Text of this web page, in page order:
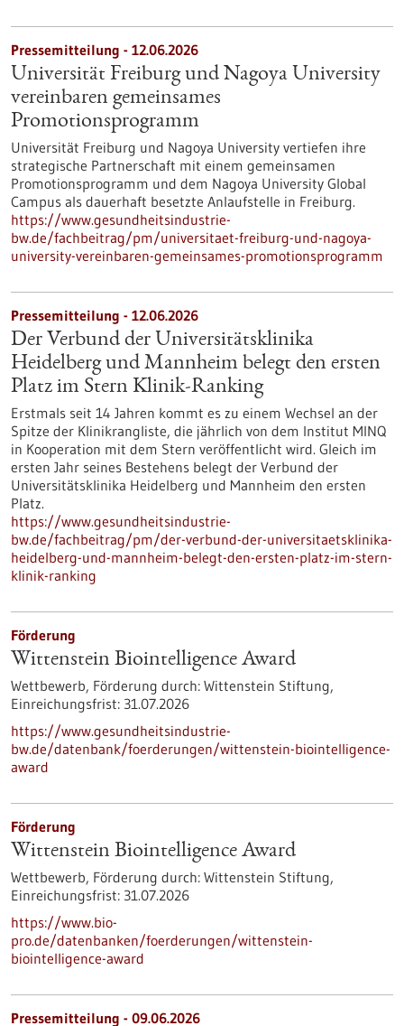
Pressemitteilung - 12.06.2026
Universität Freiburg und Nagoya University
vereinbaren gemeinsames
Promotionsprogramm
Universität Freiburg und Nagoya University vertiefen ihre
strategische Partnerschaft mit einem gemeinsamen
Promotionsprogramm und dem Nagoya University Global
Campus als dauerhaft besetzte Anlaufstelle in Freiburg.
https://www.gesundheitsindustrie-
bw.de/fachbeitrag/pm/universitaet-freiburg-und-nagoya-
university-vereinbaren-gemeinsames-promotionsprogramm
Pressemitteilung - 12.06.2026
Der Verbund der Universitätsklinika
Heidelberg und Mannheim belegt den ersten
Platz im Stern Klinik-Ranking
Erstmals seit 14 Jahren kommt es zu einem Wechsel an der
Spitze der Klinikrangliste, die jährlich von dem Institut MINQ
in Kooperation mit dem Stern veröffentlicht wird. Gleich im
ersten Jahr seines Bestehens belegt der Verbund der
Universitätsklinika Heidelberg und Mannheim den ersten
Platz.
https://www.gesundheitsindustrie-
bw.de/fachbeitrag/pm/der-verbund-der-universitaetsklinika-
heidelberg-und-mannheim-belegt-den-ersten-platz-im-stern-
klinik-ranking
Förderung
Wittenstein Biointelligence Award
Wettbewerb, Förderung durch: Wittenstein Stiftung,
Einreichungsfrist: 31.07.2026
https://www.gesundheitsindustrie-
bw.de/datenbank/foerderungen/wittenstein-biointelligence-
award
Förderung
Wittenstein Biointelligence Award
Wettbewerb, Förderung durch: Wittenstein Stiftung,
Einreichungsfrist: 31.07.2026
https://www.bio-
pro.de/datenbanken/foerderungen/wittenstein-
biointelligence-award
Pressemitteilung - 09.06.2026